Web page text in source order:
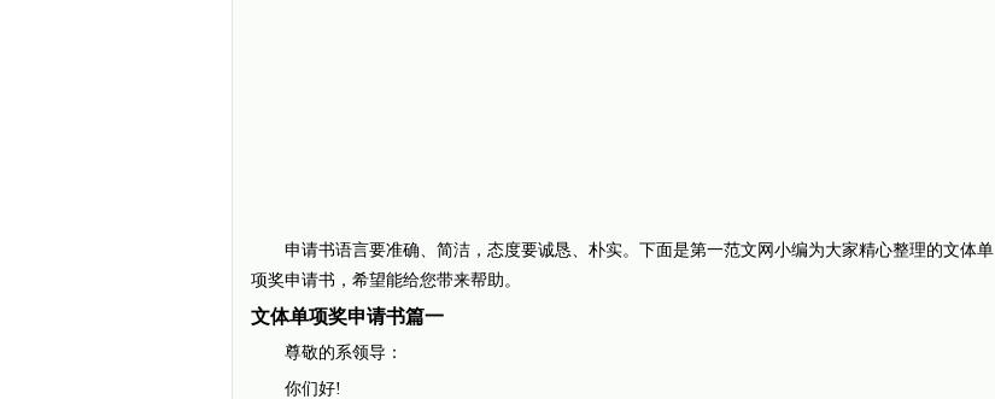
申请书语言要准确、简洁，态度要诚恳、朴实。下面是第一范文网小编为大家精心整理的文体单
项奖申请书，希望能给您带来帮助。
文体单项奖申请书篇一
尊敬的系领导：
你们好!